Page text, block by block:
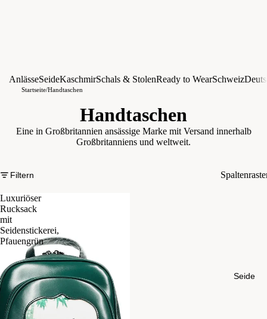
Seide
AnlässeSeideKaschmirSchals & StolenReady to WearSchweiz
Startseite/Handtaschen
Handtaschen
Eine in Großbritannien ansässige Marke mit Versand innerhalb
Großbritanniens und weltweit.
Filtern
Luxuriöser
Rucksack
mit
Seidenstickerei,
Pfauengrün